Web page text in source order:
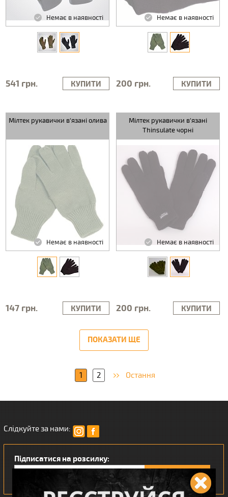
Немає в наявності
541 грн. КУПИТИ
Немає в наявності
200 грн. КУПИТИ
Мілтек рукавички в'язані олива
Немає в наявності
147 грн. КУПИТИ
Мілтек рукавички в'язані
Thinsulate чорні
Немає в наявності
200 грн. КУПИТИ
ПОКАЗАТИ ЩЕ
1 2 Остання
Слідкуйте за нами:
Підписатися на розсилку: